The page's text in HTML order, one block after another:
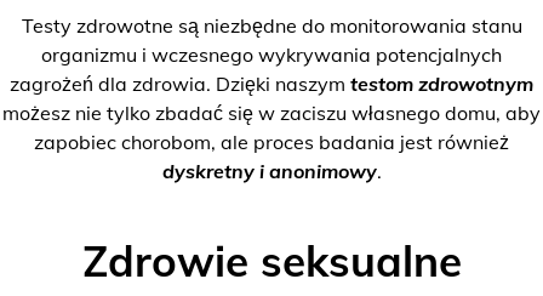
Testy zdrowotne są niezbędne do monitorowania stanu
organizmu i wczesnego wykrywania potencjalnych
zagrożeń dla zdrowia. Dzięki naszym testom zdrowotnym
możesz nie tylko zbadać się w zaciszu własnego domu, aby
zapobiec chorobom, ale proces badania jest również
dyskretny i anonimowy.
Zdrowie seksualne